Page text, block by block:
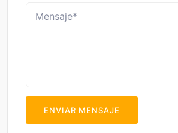
ENVIAR MENSAJE